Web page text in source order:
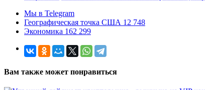
Мы в Telegram
Географическая точка США 12 748
Экономика 162 299
Вам также может понравиться